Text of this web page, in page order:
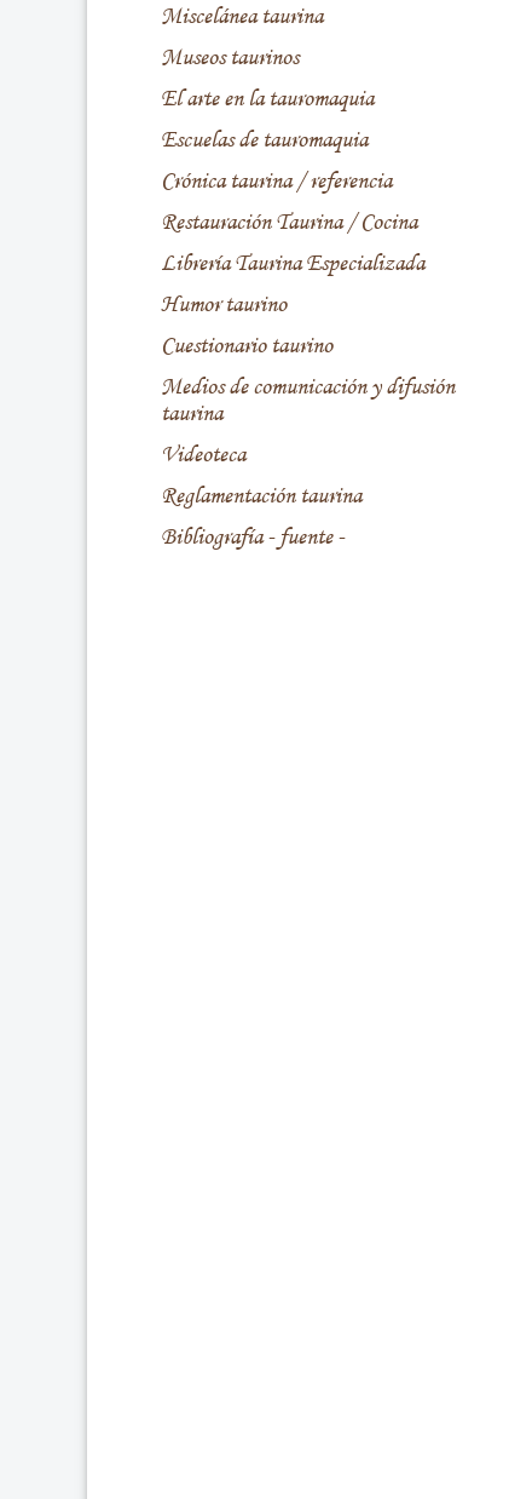
Miscelánea taurina
Museos taurinos
El arte en la tauromaquia
Escuelas de tauromaquia
Crónica taurina / referencia
Restauración Taurina / Cocina
Librería Taurina Especializada
Humor taurino
Cuestionario taurino
Medios de comunicación y difusión
taurina
Videoteca
Reglamentación taurina
Bibliografía - fuente -